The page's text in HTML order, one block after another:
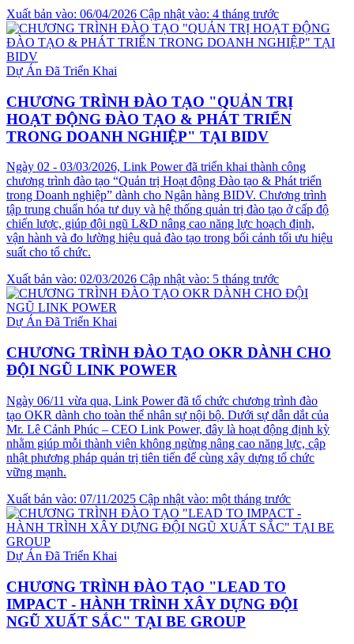
Xuất bản vào: 06/04/2026 Cập nhật vào: 4 tháng trước
Dự Án Đã Triển Khai
CHƯƠNG TRÌNH ĐÀO TẠO "QUẢN TRỊ
HOẠT ĐỘNG ĐÀO TẠO & PHÁT TRIỂN
TRONG DOANH NGHIỆP" TẠI BIDV
Ngày 02 - 03/03/2026, Link Power đã triển khai thành công
chương trình đào tạo “Quản trị Hoạt động Đào tạo & Phát triển
trong Doanh nghiệp” dành cho Ngân hàng BIDV. Chương trình
tập trung chuẩn hóa tư duy và hệ thống quản trị đào tạo ở cấp độ
chiến lược, giúp đội ngũ L&D nâng cao năng lực hoạch định,
vận hành và đo lường hiệu quả đào tạo trong bối cảnh tối ưu hiệu
suất cho tổ chức.
Xuất bản vào: 02/03/2026 Cập nhật vào: 5 tháng trước
Dự Án Đã Triển Khai
CHƯƠNG TRÌNH ĐÀO TẠO OKR DÀNH CHO
ĐỘI NGŨ LINK POWER
Ngày 06/11 vừa qua, Link Power đã tổ chức chương trình đào
tạo OKR dành cho toàn thể nhân sự nội bộ. Dưới sự dẫn dắt của
Mr. Lê Cảnh Phúc – CEO Link Power, đây là hoạt động định kỳ
nhằm giúp mỗi thành viên không ngừng nâng cao năng lực, cập
nhật phương pháp quản trị tiên tiến để cùng xây dựng tổ chức
vững mạnh.
Xuất bản vào: 07/11/2025 Cập nhật vào: một tháng trước
Dự Án Đã Triển Khai
CHƯƠNG TRÌNH ĐÀO TẠO "LEAD TO
IMPACT - HÀNH TRÌNH XÂY DỰNG ĐỘI
NGŨ XUẤT SẮC" TẠI BE GROUP